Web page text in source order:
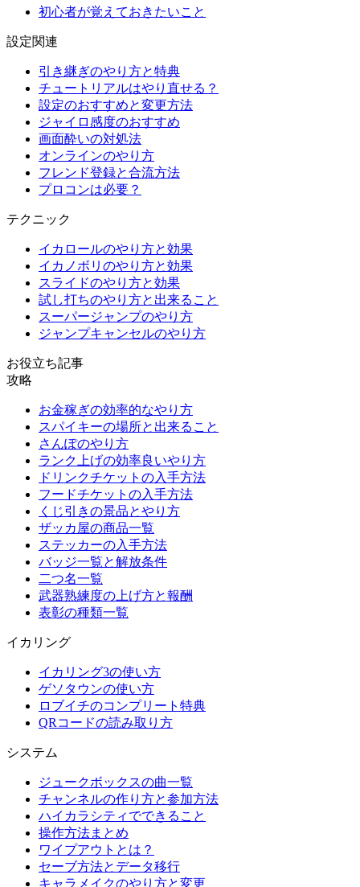
初心者が覚えておきたいこと
設定関連
引き継ぎのやり方と特典
チュートリアルはやり直せる？
設定のおすすめと変更方法
ジャイロ感度のおすすめ
画面酔いの対処法
オンラインのやり方
フレンド登録と合流方法
プロコンは必要？
テクニック
イカロールのやり方と効果
イカノボリのやり方と効果
スライドのやり方と効果
試し打ちのやり方と出来ること
スーパージャンプのやり方
ジャンプキャンセルのやり方
お役立ち記事
攻略
お金稼ぎの効率的なやり方
スパイキーの場所と出来ること
さんぽのやり方
ランク上げの効率良いやり方
ドリンクチケットの入手方法
フードチケットの入手方法
くじ引きの景品とやり方
ザッカ屋の商品一覧
ステッカーの入手方法
バッジ一覧と解放条件
二つ名一覧
武器熟練度の上げ方と報酬
表彰の種類一覧
イカリング
イカリング3の使い方
ゲソタウンの使い方
ロブイチのコンプリート特典
QRコードの読み取り方
システム
ジュークボックスの曲一覧
チャンネルの作り方と参加方法
ハイカラシティでできること
操作方法まとめ
ワイプアウトとは？
セーブ方法とデータ移行
キャラメイクのやり方と変更